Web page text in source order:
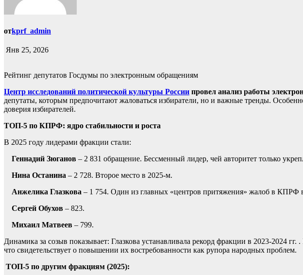
отkprf_admin
Янв 25, 2026
Рейтинг депутатов Госдумы по электронным обращениям
Центр исследований политической культуры России провел анализ работы
депутаты, которым предпочитают жаловаться избиратели, но и важные тренды.
доверия избирателей.
ТОП-5 по КПРФ: ядро стабильности и роста
В 2025 году лидерами фракции стали:
Геннадий Зюганов – 2 831 обращение. Бессменный лидер, чей авторитет только
Нина Останина – 2 728. Второе место в 2025-м.
Анжелика Глазкова – 1 754. Один из главных «центров притяжения» жалоб в КПРФ
Сергей Обухов – 823.
Михаил Матвеев – 799.
Динамика за созыв показывает: Глазкова устанавливала рекорд фракции в 2023-2024
что свидетельствует о повышении их востребованности как рупора народных проблем.
ТОП-5 по другим фракциям (2025):